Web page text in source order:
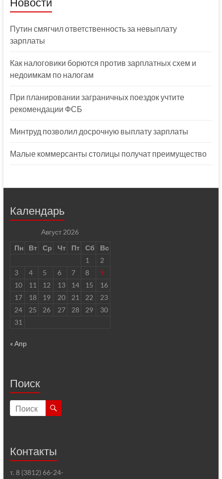
Путин смягчил ответственность за невыплату
зарплаты
Как налоговики борются против зарплатных схем и
недоимкам по налогам
При планировании заграничных поездок учтите
рекомендации ФСБ
Минтруд позволил досрочную выплату зарплаты
Малые коммерсанты столицы получат преимущество
Календарь
Август 2026
Пн
Вт Ср Чт Пт Сб
Вс
1
2
3
4 5 6 7 8
9
10
11 12 13 14 15
16
17
18 19 20 21 22
23
24
25 26 27 28 29
30
31
« Апр
Поиск
Контакты
т. 8 (3812) 66-24-